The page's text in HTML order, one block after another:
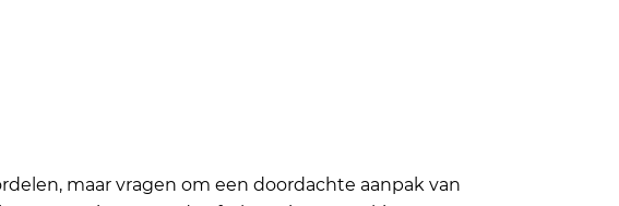
maar vragen om een doordachte aanpak van